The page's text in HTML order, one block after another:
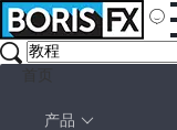
产品